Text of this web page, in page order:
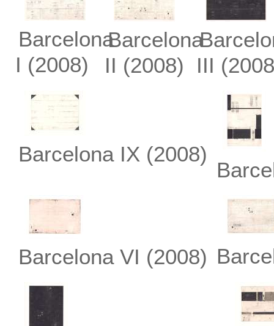
Barcelona
I (2008)
Barcelona
II (2008)
III
Barcelona IX (2008)
Barcelona VI (2008)